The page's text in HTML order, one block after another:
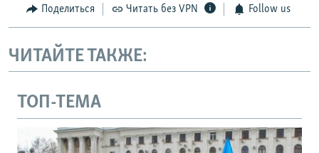
Поделиться Читать без VPN Follow us
ЧИТАЙТЕ ТАКЖЕ:
ТОП-ТЕМА